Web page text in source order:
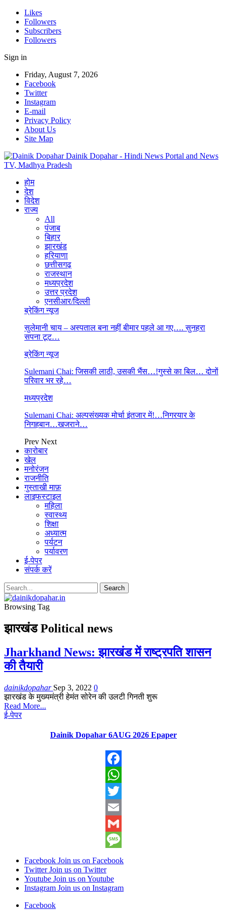
Likes
Followers
Subscribers
Followers
Sign in
Friday, August 7, 2026
Facebook
Twitter
Instagram
E-mail
Privacy Policy
About Us
Site Map
Dainik Dopahar - Hindi News Portal and News
TV, Madhya Pradesh
होम
देश
विदेश
राज्य
All
पंजाब
बिहार
झारखंड
हरियाणा
छत्तीसगढ़
राजस्थान
मध्यप्रदेश
उत्तर प्रदेश
एनसीआर/दिल्ली
ब्रेकिंग न्यूज
सुलेमानी चाय – अस्पताल बना नहीं बीमार पहले आ गए…. सुनहरा
सपना टूट…
ब्रेकिंग न्यूज
Sulemani Chai: जिसकी लाठी, उसकी भैंस…!गुस्से का बिल… दोनों
परिवार भर रहे…
मध्यप्रदेश
Sulemani Chai: अल्पसंख्यक मोर्चा इंतजार में!…निगरयार के
निगहबान…खजराने…
Prev Next
कारोबार
खेल
मनोरंजन
राजनीति
गुस्ताखी माफ़
लाइफस्टाइल
महिला
स्वास्थ्य
शिक्षा
अध्यात्म
पर्यटन
पर्यावरण
ई-पेपर
संपर्क करें
Browsing Tag
झारखंड Political news
Jharkhand News: झारखंड में राष्ट्रपति शासन
की तैयारी
dainikdopahar Sep 3, 2022 0
झारखंड के मुख्यमंत्री हेमंत सोरेन की उलटी गिनती शुरू
Read More...
ई-पेपर
Dainik Dopahar 6AUG 2026 Epaper
Facebook
WhatsApp
Twitter
Email
Gmail
Message
Facebook Join us on Facebook
Twitter Join us on Twitter
Youtube Join us on Youtube
Instagram Join us on Instagram
Facebook